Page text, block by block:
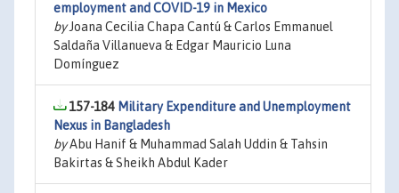
employment and COVID-19 in Mexico
byJoana Cecilia Chapa Cantú & Carlos Emmanuel
Saldaña Villanueva & Edgar Mauricio Luna
Domínguez
157-184 Military Expenditure and Unemployment
Nexus in Bangladesh
byAbu Hanif & Muhammad Salah Uddin & Tahsin
Bakirtas & Sheikh Abdul Kader